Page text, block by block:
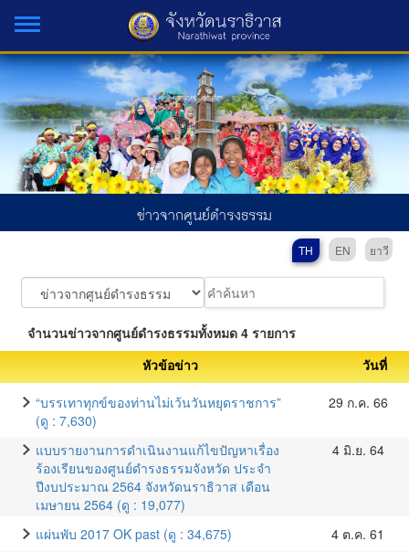
ข่าวจากศูนย์ดำรงธรรม
TH EN ยาวี
จำนวนข่าวจากศูนย์ดำรงธรรมทั้งหมด 4 รายการ
หัวข้อข่าว
วันที่
“บรรเทาทุกข์ของท่านไม่เว้นวันหยุดราชการ”
(ดู : 7,630)
29 ก.ค. 66
แบบรายงานการดำเนินงานแก้ไขปัญหาเรื่อง
ร้องเรียนของศูนย์ดำรงธรรมจังหวัด ประจำ
ปีงบประมาณ 2564 จังหวัดนราธิวาส เดือน
เมษายน 2564 (ดู : 19,077)
4 มิ.ย. 64
แผ่นพับ 2017 OK past (ดู : 34,675)
4 ต.ค. 61